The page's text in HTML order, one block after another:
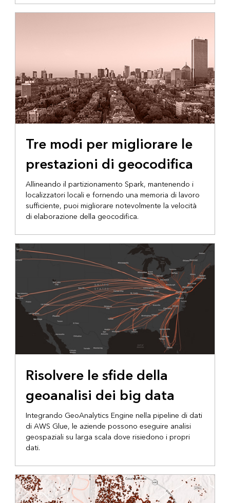
Tre modi per migliorare le
prestazioni di geocodifica
Allineando il partizionamento Spark, mantenendo i
localizzatori locali e fornendo una memoria di lavoro
sufficiente, puoi migliorare notevolmente la velocità
di elaborazione della geocodifica.
Risolvere le sfide della
geoanalisi dei big data
Integrando GeoAnalytics Engine nella pipeline di dati
di AWS Glue, le aziende possono eseguire analisi
geospaziali su larga scala dove risiedono i propri
dati.